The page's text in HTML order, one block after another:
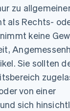
zu
als Rechts-
keine
Sie sollten
von einer
sich